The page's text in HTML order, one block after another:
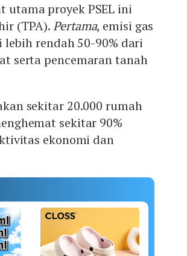
utama proyek PSEL ini
(TPA).Pertama, emisi gas
rendah 50-90% dari
serta pencemaran tanah
sekitar 20.000 rumah
sekitar 90%
ekonomi dan